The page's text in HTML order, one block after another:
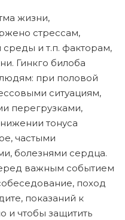
жизни,
стрессам,
и т.п. факторам,
Гинкго билоба
при половой
ситуациям,
перегрузками,
тонуса
частыми
болезнями сердца.
важным событием
поход
показаний к
и чтобы защитить